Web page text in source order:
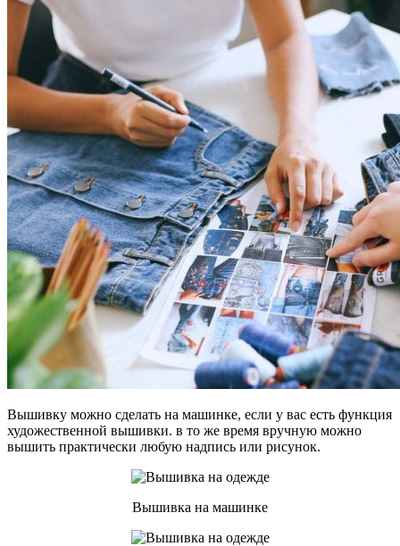
Вышивку можно сделать на машинке, если у вас есть функция
художественной вышивки. в то же время вручную можно
вышить практически любую надпись или рисунок.
Вышивка на машинке